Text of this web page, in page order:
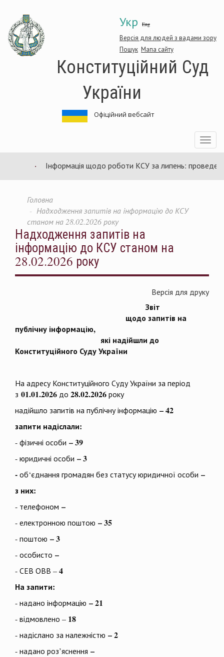
основного
матеріалу
Укр Eng
Версія для людей з вадами зору
Пошук Мапа сайту
Конституційний Суд
України
Офіційний вебсайт
Toggle
Інформація щодо роботи КСУ за липень: проведено
Головна
Надходження запитів на інформацію до КСУ
станом на 28.02.2026 року
Надходження запитів на
інформацію до КСУ станом на
28.02.2026 року
Версія для друку
Звіт
щодо запитів на
публічну інформацію,
які надійшли до
Конституційного Суду України
На адресу Конституційного Суду України за період
з 01.01.2026 до 28.02.2026року
надійшло запитів на публічну інформацію – 42
запити надіслали:
- фізичні особи – 39
- юридичні особи – 3
-об‘єднання громадян без статусу юридичної особи –
з них:
- телефоном –
- електронною поштою – 35
- поштою – 3
- особисто –
- СЕВ ОВВ –4
На запити:
- надано інформацію – 21
- відмовлено – 18
- надіслано за належністю – 2
- надано роз’яснення –